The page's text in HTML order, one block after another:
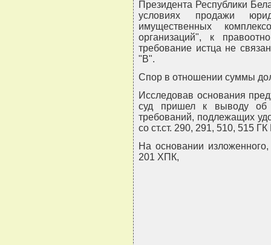
Президента Республики
условиях продажи
имущественных
организаций", к
требование истца не
"В".
Спор в отношении суммы
Исследовав основания
суд пришел к выводу об
требований, подлежащих
со ст.ст. 290, 291, 510, 515
На основании
201 ХПК,